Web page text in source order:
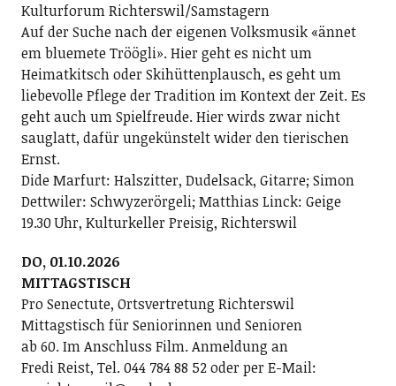
Kulturforum Richterswil/Samstagern
Auf der Suche nach der eigenen Volksmusik «ännet
em bluemete Tröögli». Hier geht es nicht um
Heimatkitsch oder Skihüttenplausch, es geht um
liebevolle Pflege der Tradition im Kontext der Zeit. Es
geht auch um Spielfreude. Hier wirds zwar nicht
sauglatt, dafür ungekünstelt wider den tierischen
Ernst.
Dide Marfurt: Halszitter, Dudelsack, Gitarre; ­Simon
Dettwiler: Schwyzerörgeli; Matthias Linck: Geige
19.30 Uhr, Kulturkeller Preisig, Richterswil
DO, 01.10.2026
MITTAGSTISCH
Pro Senectute, Ortsvertretung Richterswil
Mittagstisch für Seniorinnen und Senioren
ab 60. Im Anschluss Film. Anmeldung an
Fredi Reist, Tel. 044 784 88 52 oder per E-Mail: